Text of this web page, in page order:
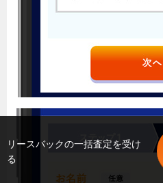
リースバックの一括査定を受け
る